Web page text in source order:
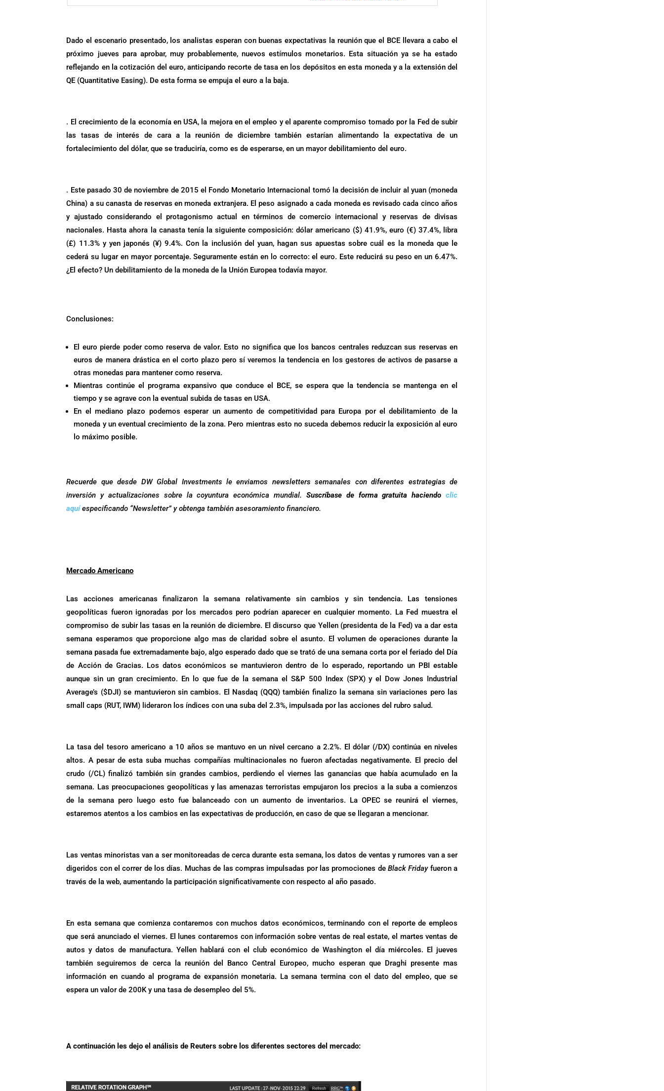
Dado el escenario presentado, los analistas esperan con buenas expectativas la reunión que el BCE llevara a cabo el
próximo jueves para aprobar, muy probablemente, nuevos estímulos monetarios. Esta situación ya se ha estado
reflejando en la cotización del euro, anticipando recorte de tasa en los depósitos en esta moneda y a la extensión del
QE (Quantitative Easing). De esta forma se empuja el euro a la baja.
. El crecimiento de la economía en USA, la mejora en el empleo y el aparente compromiso tomado por la Fed de subir
las tasas de interés de cara a la reunión de diciembre también estarían alimentando la expectativa de un
fortalecimiento del dólar, que se traduciría, como es de esperarse, en un mayor debilitamiento del euro.
. Este pasado 30 de noviembre de 2015 el Fondo Monetario Internacional tomó la decisión de incluir al yuan (moneda
China) a su canasta de reservas en moneda extranjera. El peso asignado a cada moneda es revisado cada cinco años
y ajustado considerando el protagonismo actual en términos de comercio internacional y reservas de divisas
nacionales. Hasta ahora la canasta tenía la siguiente composición: dólar americano ($) 41.9%, euro (€) 37.4%, libra
(£) 11.3% y yen japonés (¥) 9.4%. Con la inclusión del yuan, hagan sus apuestas sobre cuál es la moneda que le
cederá su lugar en mayor porcentaje. Seguramente están en lo correcto: el euro. Este reducirá su peso en un 6.47%.
¿El efecto? Un debilitamiento de la moneda de la Unión Europea todavía mayor.
Conclusiones:
El euro pierde poder como reserva de valor. Esto no significa que los bancos centrales reduzcan sus reservas en
euros de manera drástica en el corto plazo pero sí veremos la tendencia en los gestores de activos de pasarse a
otras monedas para mantener como reserva.
Mientras continúe el programa expansivo que conduce el BCE, se espera que la tendencia se mantenga en el
tiempo y se agrave con la eventual subida de tasas en USA.
En el mediano plazo podemos esperar un aumento de competitividad para Europa por el debilitamiento de la
moneda y un eventual crecimiento de la zona. Pero mientras esto no suceda debemos reducir la exposición al euro
lo máximo posible.
Recuerde que desde DW Global Investments le enviamos newsletters semanales con diferentes estrategias de
inversión y actualizaciones sobre la coyuntura económica mundial. Suscríbase de forma gratuita haciendoclic
aquí especificando “Newsletter” y obtenga también asesoramiento financiero.
Mercado Americano
Las acciones americanas finalizaron la semana relativamente sin cambios y sin tendencia. Las tensiones
geopolíticas fueron ignoradas por los mercados pero podrían aparecer en cualquier momento. La Fed muestra el
compromiso de subir las tasas en la reunión de diciembre. El discurso que Yellen (presidenta de la Fed) va a dar esta
semana esperamos que proporcione algo mas de claridad sobre el asunto. El volumen de operaciones durante la
semana pasada fue extremadamente bajo, algo esperado dado que se trató de una semana corta por el feriado del Día
de Acción de Gracias. Los datos económicos se mantuvieron dentro de lo esperado, reportando un PBI estable
aunque sin un gran crecimiento. En lo que fue de la semana el S&P 500 Index (SPX) y el Dow Jones Industrial
Average’s ($DJI) se mantuvieron sin cambios. El Nasdaq (QQQ) también finalizo la semana sin variaciones pero las
small caps (RUT, IWM) lideraron los índices con una suba del 2.3%, impulsada por las acciones del rubro salud.
La tasa del tesoro americano a 10 años se mantuvo en un nivel cercano a 2.2%. El dólar (/DX) continúa en niveles
altos. A pesar de esta suba muchas compañías multinacionales no fueron afectadas negativamente. El precio del
crudo (/CL) finalizó también sin grandes cambios, perdiendo el viernes las ganancias que había acumulado en la
semana. Las preocupaciones geopolíticas y las amenazas terroristas empujaron los precios a la suba a comienzos
de la semana pero luego esto fue balanceado con un aumento de inventarios. La OPEC se reunirá el viernes,
estaremos atentos a los cambios en las expectativas de producción, en caso de que se llegaran a mencionar.
Las ventas minoristas van a ser monitoreadas de cerca durante esta semana, los datos de ventas y rumores van a ser
digeridos con el correr de los días. Muchas de las compras impulsadas por las promociones de Black Fridayfueron a
través de la web, aumentando la participación significativamente con respecto al año pasado.
En esta semana que comienza contaremos con muchos datos económicos, terminando con el reporte de empleos
que será anunciado el viernes. El lunes contaremos con información sobre ventas de real estate, el martes ventas de
autos y datos de manufactura. Yellen hablará con el club económico de Washington el día miércoles. El jueves
también seguiremos de cerca la reunión del Banco Central Europeo, mucho esperan que Draghi presente mas
información en cuando al programa de expansión monetaria. La semana termina con el dato del empleo, que se
espera un valor de 200K y una tasa de desempleo del 5%.
A continuación les dejo el análisis de Reuters sobre los diferentes sectores del mercado: